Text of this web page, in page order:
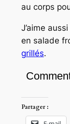
au corps
J’aime
en salade
grillés.
Partager :